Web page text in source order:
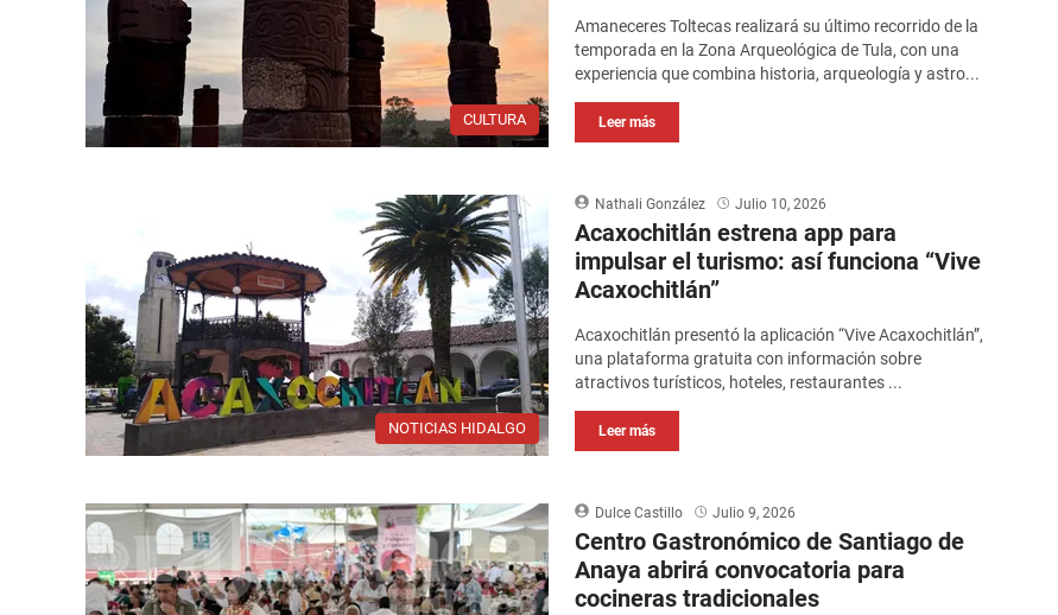
CULTURA
Amaneceres Toltecas realizará su último recorrido de la
temporada en la Zona Arqueológica de Tula, con una
experiencia que combina historia, arqueología y astro...
Leer más
NOTICIAS HIDALGO
Nathali González Julio 10, 2026
Acaxochitlán estrena app para
impulsar el turismo: así funciona “Vive
Acaxochitlán”
Acaxochitlán presentó la aplicación “Vive Acaxochitlán”,
una plataforma gratuita con información sobre
atractivos turísticos, hoteles, restaurantes ...
Leer más
Dulce Castillo Julio 9, 2026
Centro Gastronómico de Santiago de
Anaya abrirá convocatoria para
cocineras tradicionales